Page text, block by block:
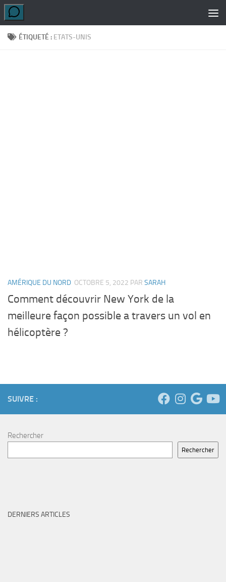
Skip to content
ÉTIQUETÉ : ETATS-UNIS
AMÉRIQUE DU NORD OCTOBRE 5, 2022 PAR SARAH
Comment découvrir New York de la
meilleure façon possible a travers un vol en
hélicoptère ?
SUIVRE :
Rechercher
Rechercher
DERNIERS ARTICLES